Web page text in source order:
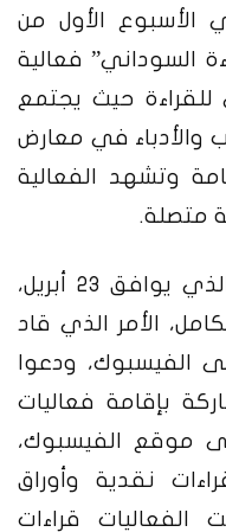
الأسبوع الأول من
السوداني” فعالية
للقراءة حيث يجتمع
والأدباء في معارض
وتشهد الفعالية
متصلة.
ووقع يوم القراءة العالمي الذي يوافق 23 أبريل،
الأمر الذي قاد
الفيسبوك، ودعوا
بإقامة فعاليات
موقع الفيسبوك،
نقدية وأوراق
قراءات